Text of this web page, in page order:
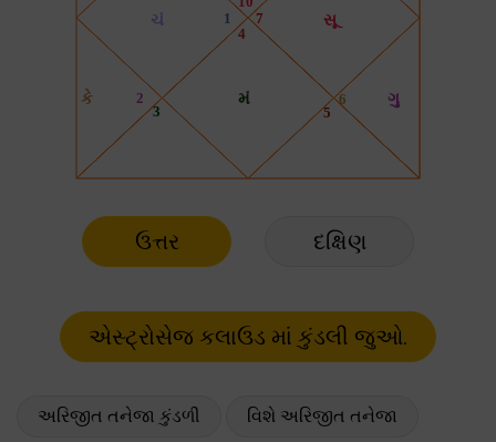
ઉત્તર દક્ષિણ
અરિજીત તનેજા કુંડળી વિશે અરિજીત તનેજા